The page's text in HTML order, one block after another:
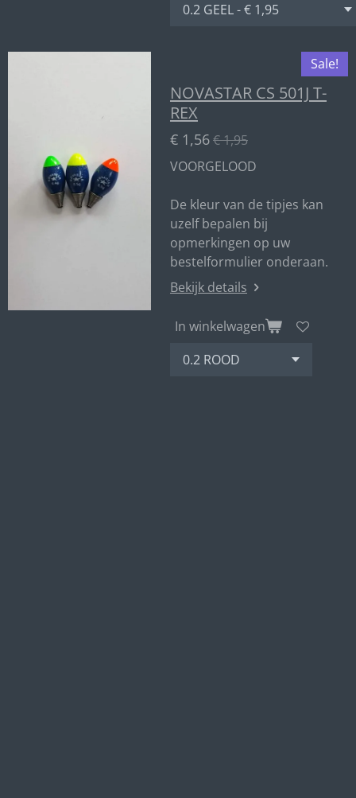
Sale!
NOVASTAR CS 501J T-
REX
€ 1,56€ 1,95
VOORGELOOD
De kleur van de tipjes kan
uzelf bepalen bij
opmerkingen op uw
bestelformulier onderaan.
Bekijk details
In winkelwagen